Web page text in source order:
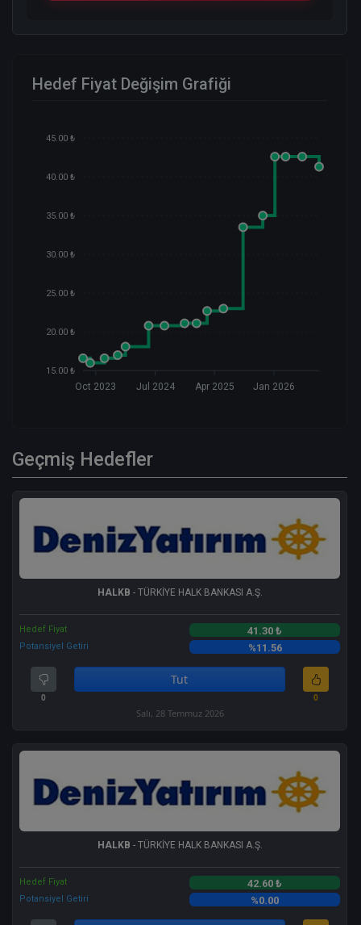
Hedef Fiyat Değişim Grafiği
45.00 ₺
40.00 ₺
35.00 ₺
30.00 ₺
25.00 ₺
20.00 ₺
15.00 ₺
Oct 2023 Jul 2024 Apr 2025 Jan 2026
Geçmiş Hedefler
HALKB - TÜRKİYE HALK BANKASI A.Ş.
Hedef Fiyat 41.30 ₺
Potansiyel Getiri %11.56
0
Tut
0
Salı, 28 Temmuz 2026
HALKB - TÜRKİYE HALK BANKASI A.Ş.
Hedef Fiyat 42.60 ₺
Potansiyel Getiri %0.00